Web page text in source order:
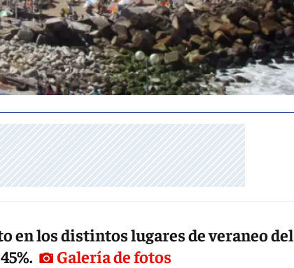
en los distintos lugares de veraneo del
Galería de fotos